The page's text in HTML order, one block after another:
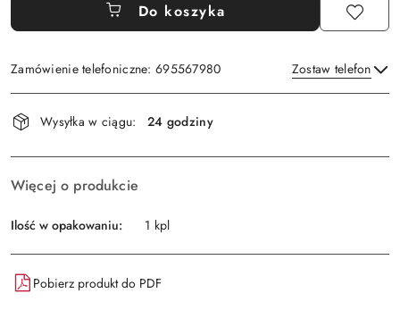
Do koszyka
Zamówienie telefoniczne: 695567980 Zostaw telefon
Dostępność
i
dostawa
Wysyłka w ciągu: 24 godziny
Więcej o produkcie
Ilość w opakowaniu: 1 kpl
Pobierz produkt do PDF